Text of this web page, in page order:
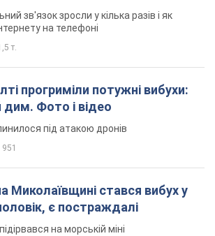
Миколаївщині стався вибух у
є постраждалі
на морській міні